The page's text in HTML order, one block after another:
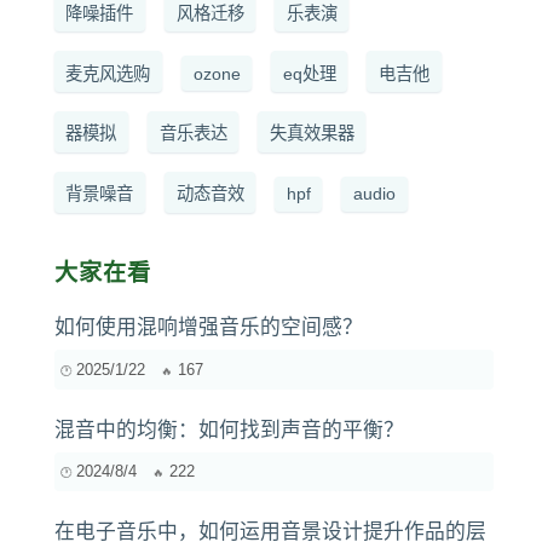
降噪插件 风格迁移 乐表演
麦克风选购 ozone eq处理 电吉他
器模拟 音乐表达 失真效果器
背景噪音 动态音效 hpf audio
大家在看
如何使用混响增强音乐的空间感？
2025/1/22 167
混音中的均衡：如何找到声音的平衡？
2024/8/4 222
在电子音乐中，如何运用音景设计提升作品的层